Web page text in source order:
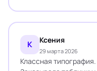
К Ксения
29 марта 2026
Классная